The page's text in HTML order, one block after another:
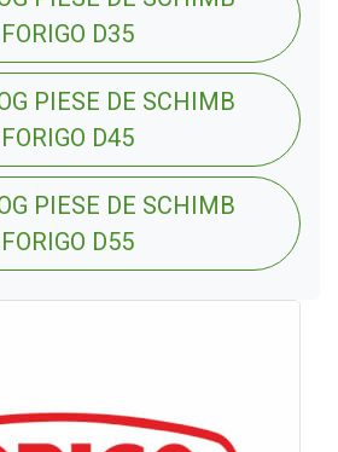
FORIGO D35
PIESE DE SCHIMB
FORIGO D45
PIESE DE SCHIMB
FORIGO D55